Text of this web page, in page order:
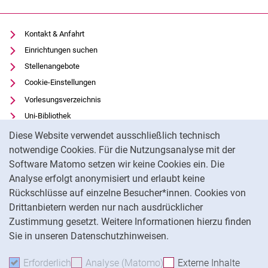
Diese Website verwendet ausschließlich technisch
notwendige Cookies. Für die Nutzungsanalyse mit der
Software Matomo setzen wir keine Cookies ein. Die
Analyse erfolgt anonymisiert und erlaubt keine
Rückschlüsse auf einzelne Besucher*innen. Cookies von
Drittanbietern werden nur nach ausdrücklicher
Zustimmung gesetzt. Weitere Informationen hierzu finden
Sie in unseren Datenschutzhinweisen.
Erforderlich Erforderliche Cookies akzeptieren
Analyse (Matomo) Analyse-Cookies
Externe Inhalte
Kontakt & Anfahrt
Einrichtungen suchen
Stellenangebote
Cookie-Einstellungen
Vorlesungsverzeichnis
Uni-Bibliothek
Moodle
Panopto
Datenschutz
Barrierefreiheit
Transparenter KI-Einsatz